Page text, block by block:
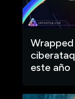
Wrapped
este año